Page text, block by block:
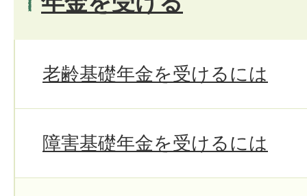
老齢基礎年金を受けるには
障害基礎年金を受けるには